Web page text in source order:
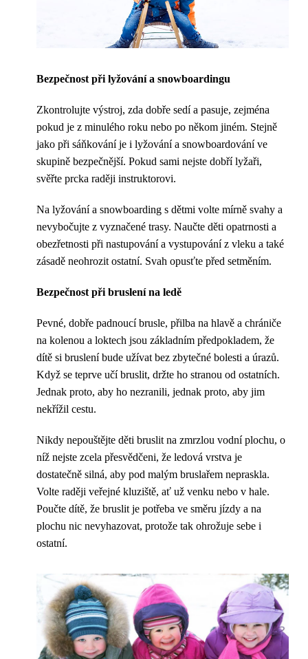
Bezpečnost při lyžování a snowboardingu
Zkontrolujte výstroj, zda dobře sedí a pasuje, zejména
pokud je z minulého roku nebo po někom jiném. Stejně
jako při sáňkování je i lyžování a snowboardování ve
skupině bezpečnější. Pokud sami nejste dobří lyžaři,
svěřte prcka raději instruktorovi.
Na lyžování a snowboarding s dětmi volte mírně svahy a
nevybočujte z vyznačené trasy. Naučte děti opatrnosti a
obezřetnosti při nastupování a vystupování z vleku a také
zásadě neohrozit ostatní. Svah opusťte před setměním.
Bezpečnost při bruslení na ledě
Pevné, dobře padnoucí brusle, přilba na hlavě a chrániče
na kolenou a loktech jsou základním předpokladem, že
dítě si bruslení bude užívat bez zbytečné bolesti a úrazů.
Když se teprve učí bruslit, držte ho stranou od ostatních.
Jednak proto, aby ho nezranili, jednak proto, aby jim
nekřížil cestu.
Nikdy nepouštějte děti bruslit na zmrzlou vodní plochu, o
níž nejste zcela přesvědčeni, že ledová vrstva je
dostatečně silná, aby pod malým bruslařem nepraskla.
Volte raději veřejné kluziště, ať už venku nebo v hale.
Poučte dítě, že bruslit je potřeba ve směru jízdy a na
plochu nic nevyhazovat, protože tak ohrožuje sebe i
ostatní.